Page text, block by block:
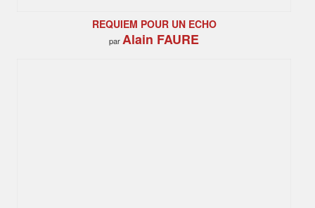
REQUIEM POUR UN ECHO
parAlain FAURE